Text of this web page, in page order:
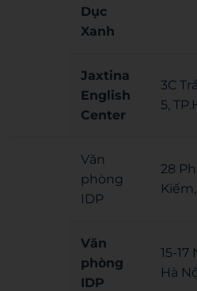
Dục
Xanh
Jaxtina
English
Center
3C
5,
Văn
phòng
IDP
28
Văn
phòng
IDP
15-
Hà